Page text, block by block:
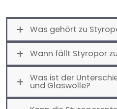
Was gehört zu
Wann fällt Styropor
Was ist der
und Glaswolle?